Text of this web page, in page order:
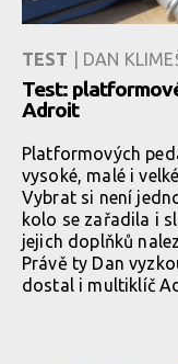
TEST | DAN
Test:
Adroit
Platformových
vysoké, malé i
Vybrat si není
kolo se zařadila i
jejich doplňků
Právě ty Dan
dostal i multiklíč